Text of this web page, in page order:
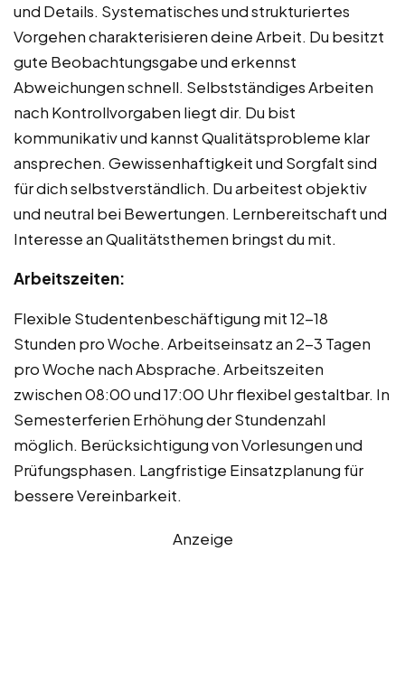
und Details. Systematisches und strukturiertes
Vorgehen charakterisieren deine Arbeit. Du besitzt
gute Beobachtungsgabe und erkennst
Abweichungen schnell. Selbstständiges Arbeiten
nach Kontrollvorgaben liegt dir. Du bist
kommunikativ und kannst Qualitätsprobleme klar
ansprechen. Gewissenhaftigkeit und Sorgfalt sind
für dich selbstverständlich. Du arbeitest objektiv
und neutral bei Bewertungen. Lernbereitschaft und
Interesse an Qualitätsthemen bringst du mit.
Arbeitszeiten:
Flexible Studentenbeschäftigung mit 12-18
Stunden pro Woche. Arbeitseinsatz an 2-3 Tagen
pro Woche nach Absprache. Arbeitszeiten
zwischen 08:00 und 17:00 Uhr flexibel gestaltbar. In
Semesterferien Erhöhung der Stundenzahl
möglich. Berücksichtigung von Vorlesungen und
Prüfungsphasen. Langfristige Einsatzplanung für
bessere Vereinbarkeit.
Anzeige